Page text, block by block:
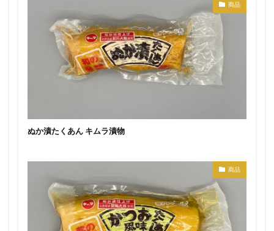
商品
ぬか漬たくあん キムラ漬物
商品